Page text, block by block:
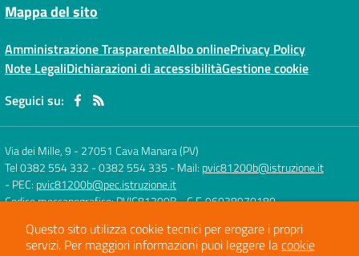
Mappa del sito
Amministrazione TrasparenteAlbo onlinePrivacy Policy
Note LegaliDichiarazioni di accessibilitàGestione cookie
Seguici su:
Via dei Mille, 9 -27051 Cava Manara (PV)
Tel 0382 554 332 - 0382 554 335 - Mail: pvic81200b@istruzione.it
- PEC: pvic81200b@pec.istruzione.it
Codice meccanografico: PVIC81200B- C.F. 96038970180
Concept & Design by Designers Italia
Questo sito utilizza cookie tecnici per erogare i propri
servizi. Per maggiori informazioni puoi leggere lacookie